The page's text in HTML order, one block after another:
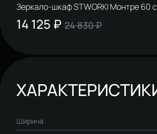
Зеркало-шкаф STWORKI Монтре 60 с
подсветкой, сенсорное, светодиод в
навесное, белое, МДФ
14 125 ₽ 24 830 ₽
Ширина